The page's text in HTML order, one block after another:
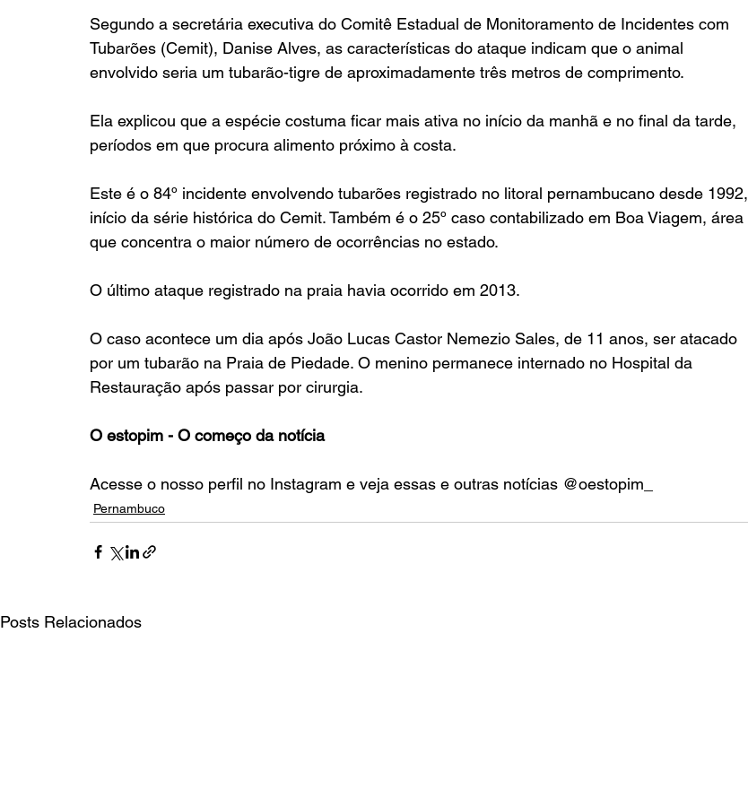
Segundo a secretária executiva do Comitê Estadual de Monitoramento de Incidentes com
Tubarões (Cemit), Danise Alves, as características do ataque indicam que o animal
envolvido seria um tubarão-tigre de aproximadamente três metros de comprimento.
Ela explicou que a espécie costuma ficar mais ativa no início da manhã e no final da tarde,
períodos em que procura alimento próximo à costa.
Este é o 84º incidente envolvendo tubarões registrado no litoral pernambucano desde 1992,
início da série histórica do Cemit. Também é o 25º caso contabilizado em Boa Viagem, área
que concentra o maior número de ocorrências no estado.
O último ataque registrado na praia havia ocorrido em 2013.
O caso acontece um dia após João Lucas Castor Nemezio Sales, de 11 anos, ser atacado
por um tubarão na Praia de Piedade. O menino permanece internado no Hospital da
Restauração após passar por cirurgia.
O estopim - O começo da notícia
Acesse o nosso perfil no Instagram e veja essas e outras notícias @oestopim_
Pernambuco
Posts Relacionados